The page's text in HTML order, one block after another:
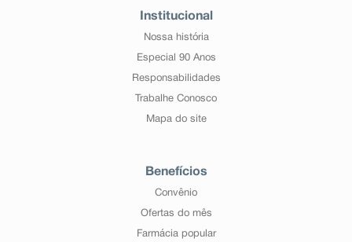
Institucional
Nossa história
Especial 90 Anos
Responsabilidades
Trabalhe Conosco
Mapa do site
Benefícios
Convênio
Ofertas do mês
Farmácia popular